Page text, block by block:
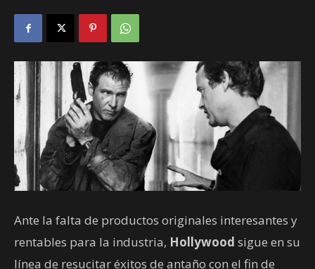
Ante la falta de productos originales interesantes y
rentables para la industria, Hollywood sigue en su
línea de resucitar éxitos de antaño con el fin de